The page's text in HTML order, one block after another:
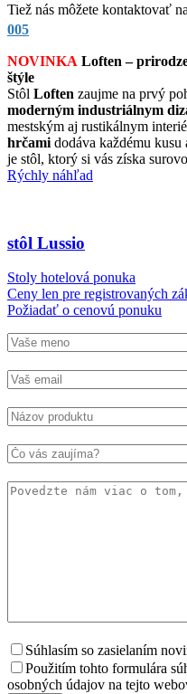
Tiež nás môžete kontaktovať
005
NOVINKA Loften –
štýle
Stôl Loften zaujme na prvý
moderným industriálnym
mestským aj rustikálnym
hrčami dodáva každému
je stôl, ktorý si vás získa
Rýchly náhľad
stôl Lussio
Stoly hotelová ponuka
Ceny len pre registrovaných
Požiadať o cenovú ponuku
Súhlasím so zasielaním
Použitím tohto formulára
osobných údajov na tejto